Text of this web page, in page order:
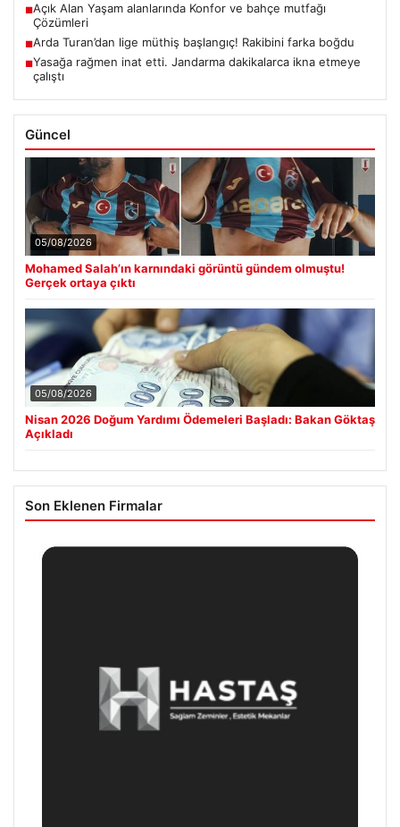
■Açık Alan Yaşam alanlarında Konfor ve bahçe mutfağı
Çözümleri
■Arda Turan’dan lige müthiş başlangıç! Rakibini farka boğdu
■Yasağa rağmen inat etti. Jandarma dakikalarca ikna etmeye
çalıştı
Güncel
05/08/2026
Mohamed Salah’ın karnındaki görüntü gündem olmuştu!
Gerçek ortaya çıktı
05/08/2026
Nisan 2026 Doğum Yardımı Ödemeleri Başladı: Bakan Göktaş
Açıkladı
Son Eklenen Firmalar